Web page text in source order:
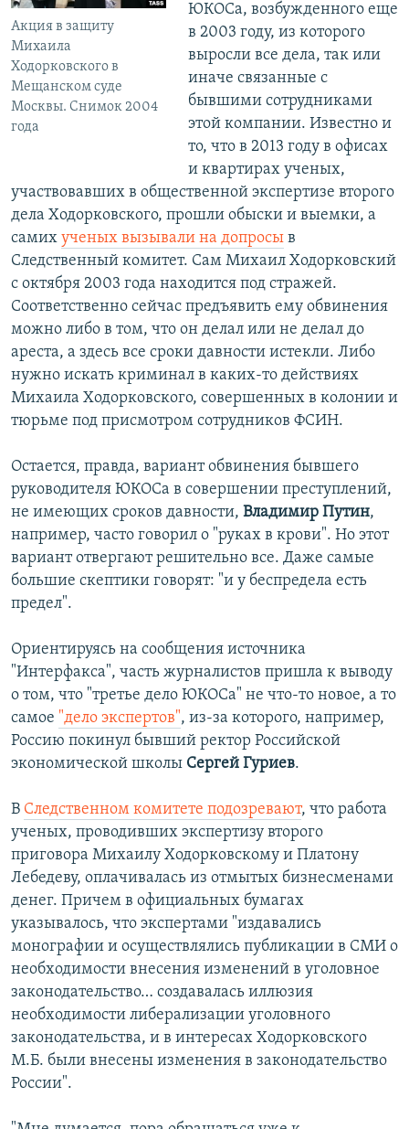
Акция в защиту
Михаила
Ходорковского в
Мещанском суде
Москвы. Снимок 2004
года
ЮКОСа, возбужденного еще
в 2003 году, из которого
выросли все дела, так или
иначе связанные с
бывшими сотрудниками
этой компании. Известно и
то, что в 2013 году в офисах
и квартирах ученых,
участвовавших в общественной экспертизе второго
дела Ходорковского, прошли обыски и выемки, а
самих ученых вызывали на допросы в
Следственный комитет. Сам Михаил Ходорковский
с октября 2003 года находится под стражей.
Соответственно сейчас предъявить ему обвинения
можно либо в том, что он делал или не делал до
ареста, а здесь все сроки давности истекли. Либо
нужно искать криминал в каких-то действиях
Михаила Ходорковского, совершенных в колонии и
тюрьме под присмотром сотрудников ФСИН.
Остается, правда, вариант обвинения бывшего
руководителя ЮКОСа в совершении преступлений,
не имеющих сроков давности, Владимир Путин,
например, часто говорил о "руках в крови". Но этот
вариант отвергают решительно все. Даже самые
большие скептики говорят: "и у беспредела есть
предел".
Ориентируясь на сообщения источника
"Интерфакса", часть журналистов пришла к выводу
о том, что "третье дело ЮКОСа" не что-то новое, а то
самое "дело экспертов", из-за которого, например,
Россию покинул бывший ректор Российской
экономической школы Сергей Гуриев.
В Следственном комитете подозревают, что работа
ученых, проводивших экспертизу второго
приговора Михаилу Ходорковскому и Платону
Лебедеву, оплачивалась из отмытых бизнесменами
денег. Причем в официальных бумагах
указывалось, что экспертами "издавались
монографии и осуществлялись публикации в СМИ о
необходимости внесения изменений в уголовное
законодательство… создавалась иллюзия
необходимости либерализации уголовного
законодательства, и в интересах Ходорковского
М.Б. были внесены изменения в законодательство
России".